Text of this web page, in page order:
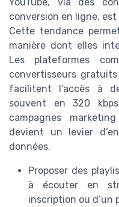
conversion en ligne,
Cette tendance
manière dont elles
Les plateformes
convertisseurs
facilitent l’accès à
souvent en 320
campagnes
devient un levier
données.
Proposer des
à écouter en
inscription ou d’un